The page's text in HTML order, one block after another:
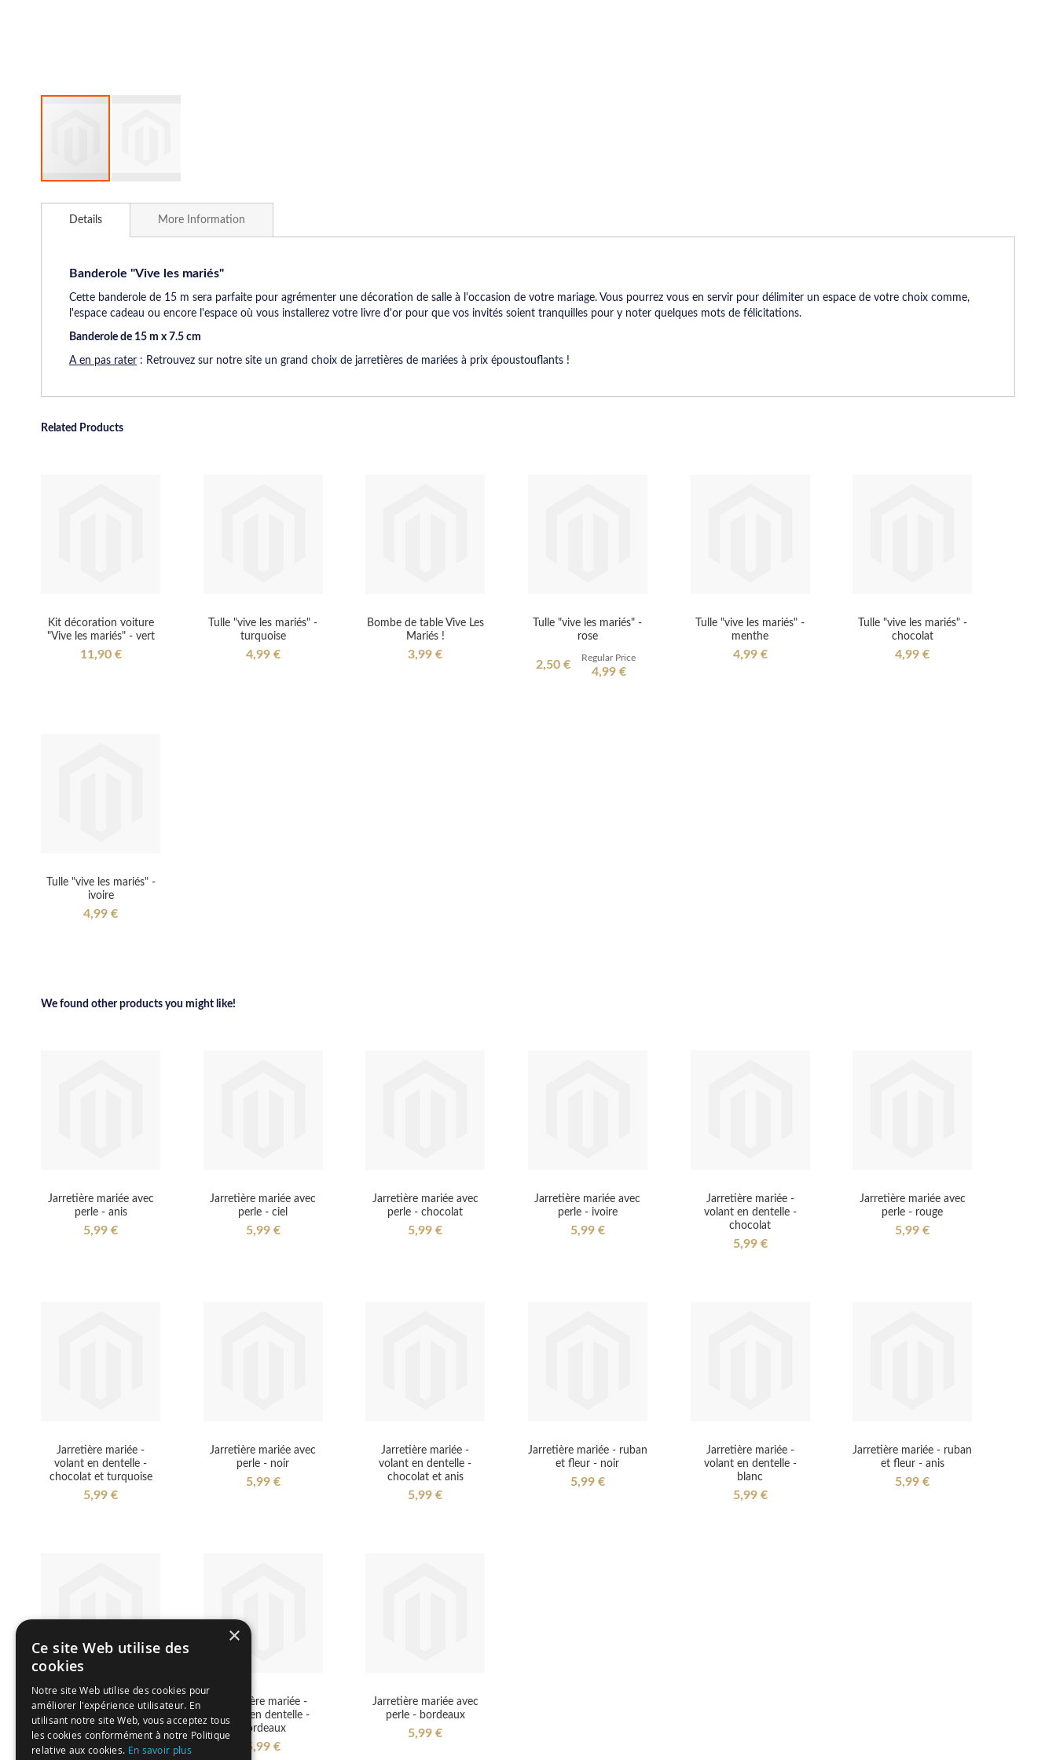
to
gallery
Details
Banderole "Vive les mariés"
Cette banderole de 15 m sera parfaite pour agrémenter une décoration de salle à l'occasion de votre mariage. Vous pourrez vous en servir pour délimiter un espace de votre choix comme,
l'espace cadeau ou encore l'espace où vous installerez votre livre d'or pour que vos invités soient tranquilles pour y noter quelques mots de félicitations.
Banderole de 15 m x 7.5 cm
A en pas rater : Retrouvez sur notre site un grand choix de jarretières de mariées à prix époustouflants !
More Information
Related Products
Kit décoration voiture
"Vive les mariés" - vert
11,90 €
Tulle "vive les mariés" -
turquoise
4,99 €
Bombe de table Vive Les
Mariés !
3,99 €
Tulle "vive les mariés" -
rose
Special
2,50 €
Regular Price
4,99 €
Tulle "vive les mariés" -
menthe
4,99 €
Tulle "vive les mariés" -
chocolat
4,99 €
Tulle "vive les mariés" -
ivoire
4,99 €
We found other products you might like!
Jarretière mariée avec
perle - anis
5,99 €
Jarretière mariée avec
perle - ciel
5,99 €
Jarretière mariée avec
perle - chocolat
5,99 €
Jarretière mariée avec
perle - ivoire
5,99 €
Jarretière mariée -
volant en dentelle -
chocolat
5,99 €
Jarretière mariée avec
perle - rouge
5,99 €
Jarretière mariée -
volant en dentelle -
chocolat et turquoise
5,99 €
Jarretière mariée avec
perle - noir
5,99 €
Jarretière mariée -
volant en dentelle -
chocolat et anis
5,99 €
Jarretière mariée - ruban
et fleur - noir
5,99 €
Jarretière mariée -
volant en dentelle -
blanc
5,99 €
Jarretière mariée - ruban
et fleur - anis
5,99 €
Jarretière mariée -
volant en dentelle -
ivoire
5,99 €
Jarretière mariée -
volant en dentelle -
bordeaux
5,99 €
Jarretière mariée avec
perle - bordeaux
5,99 €
×
Ce site Web utilise des
cookies
Notre site Web utilise des cookies pour
améliorer l'expérience utilisateur. En
utilisant notre site Web, vous acceptez tous
les cookies conformément à notre Politique
relative aux cookies. En savoir plus